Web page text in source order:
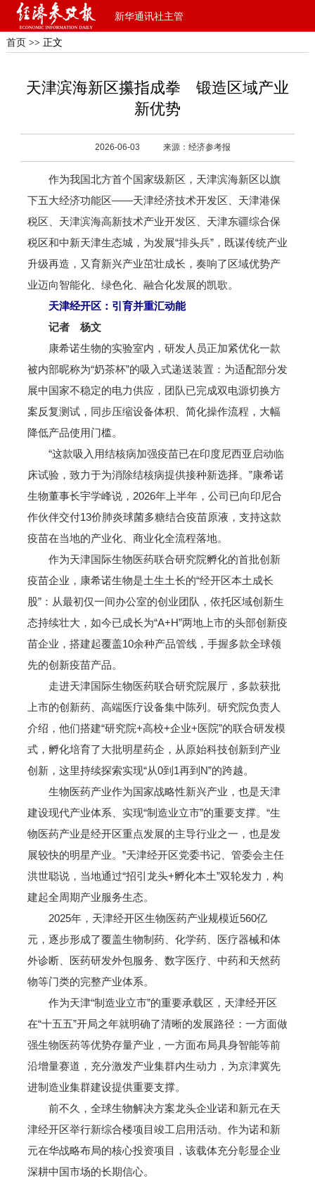
新华通讯社主管
首页 >> 正文
天津滨海新区攥指成拳 锻造区域产业
新优势
2026-06-03 来源：经济参考报
作为我国北方首个国家级新区，天津滨海新区以旗
下五大经济功能区——天津经济技术开发区、天津港保
税区、天津滨海高新技术产业开发区、天津东疆综合保
税区和中新天津生态城，为发展“排头兵”，既谋传统产业
升级再造，又育新兴产业茁壮成长，奏响了区域优势产
业迈向智能化、绿色化、融合化发展的凯歌。
天津经开区：引育并重汇动能
记者 杨文
康希诺生物的实验室内，研发人员正加紧优化一款
被内部昵称为“奶茶杯”的吸入式递送装置：为适配部分发
展中国家不稳定的电力供应，团队已完成双电源切换方
案反复测试，同步压缩设备体积、简化操作流程，大幅
降低产品使用门槛。
“这款吸入用结核病加强疫苗已在印度尼西亚启动临
床试验，致力于为消除结核病提供接种新选择。”康希诺
生物董事长宇学峰说，2026年上半年，公司已向印尼合
作伙伴交付13价肺炎球菌多糖结合疫苗原液，支持这款
疫苗在当地的产业化、商业化全流程落地。
作为天津国际生物医药联合研究院孵化的首批创新
疫苗企业，康希诺生物是土生土长的“经开区本土成长
股”：从最初仅一间办公室的创业团队，依托区域创新生
态持续壮大，如今已成长为“A+H”两地上市的头部创新疫
苗企业，搭建起覆盖10余种产品管线，手握多款全球领
先的创新疫苗产品。
走进天津国际生物医药联合研究院展厅，多款获批
上市的创新药、高端医疗设备集中陈列。研究院负责人
介绍，他们搭建“研究院+高校+企业+医院”的联合研发模
式，孵化培育了大批明星药企，从原始科技创新到产业
创新，这里持续探索实现“从0到1再到N”的跨越。
生物医药产业作为国家战略性新兴产业，也是天津
建设现代产业体系、实现“制造业立市”的重要支撑。“生
物医药产业是经开区重点发展的主导行业之一，也是发
展较快的明星产业。”天津经开区党委书记、管委会主任
洪世聪说，当地通过“招引龙头+孵化本土”双轮发力，构
建起全周期产业服务生态。
2025年，天津经开区生物医药产业规模近560亿
元，逐步形成了覆盖生物制药、化学药、医疗器械和体
外诊断、医药研发外包服务、数字医疗、中药和天然药
物等门类的完整产业体系。
作为天津“制造业立市”的重要承载区，天津经开区
在“十五五”开局之年就明确了清晰的发展路径：一方面做
强生物医药等优势存量产业，一方面布局具身智能等前
沿增量赛道，充分激发产业集群内生动力，为京津冀先
进制造业集群建设提供重要支撑。
前不久，全球生物解决方案龙头企业诺和新元在天
津经开区举行新综合楼项目竣工启用活动。作为诺和新
元在华战略布局的核心投资项目，该载体充分彰显企业
深耕中国市场的长期信心。